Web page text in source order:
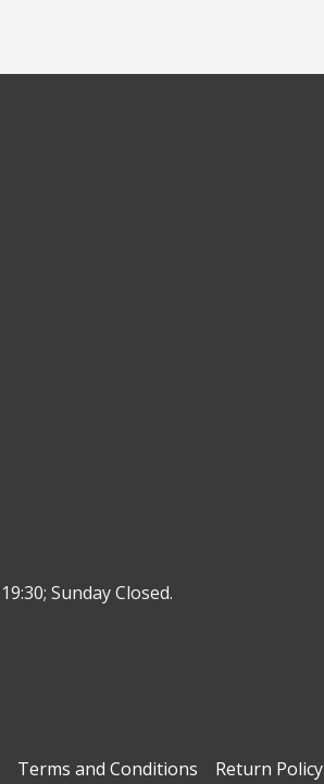
Sunday Closed.
Terms and Conditions Return Policy